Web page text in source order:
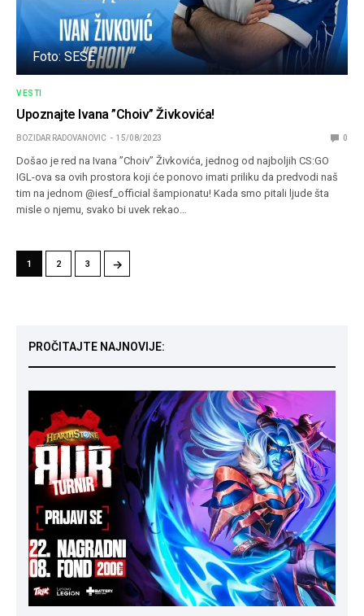
Foto: SESE
VESTI
Upoznajte Ivana ”Choiv” Živkovića!
BOZIDAR RADOVANOVIC 15/08/2023 0
Došao je red na Ivana ”Choiv” Živkovića, jednog od najboljih CS:GO
IGL-ova sa ovih prostora koji će ponovo imati priliku da predvodi naš
tim na jednom @iesf_official šampionatu! Kada smo pitali ljude šta
misle o njemu, svako bi uvek rekao…
1 2 3 →
PROČITAJTE NAJNOVIJE: